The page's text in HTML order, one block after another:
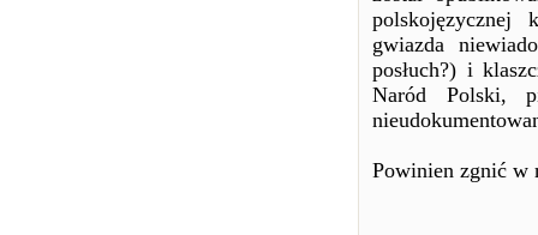
polskojęzycznej
gwiazda
posłuch?) i
Naród Polski,
Powinien zgnić w